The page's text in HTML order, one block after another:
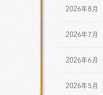
2026年8月
2026年7月
2026年6月
2026年5月